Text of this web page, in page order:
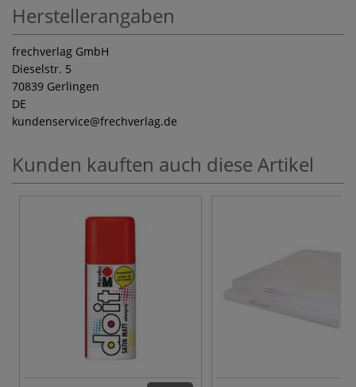
Herstellerangaben
frechverlag GmbH
Dieselstr. 5
70839 Gerlingen
DE
kundenservice@frechverlag.de
Kunden kauften auch diese Artikel